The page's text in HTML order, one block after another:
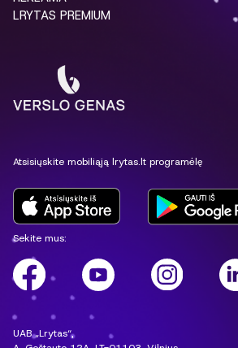
LRYTAS PREMIUM
Atsisiųskite mobiliąją lrytas.lt programėlę
Sekite mus:
UAB „Lrytas“,